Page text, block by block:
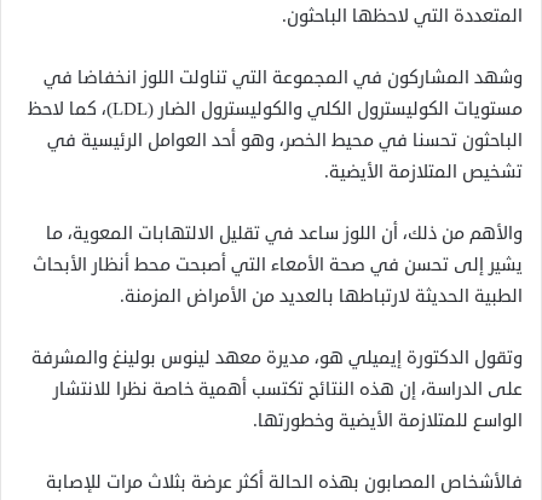
المتعددة التي لاحظها الباحثون.
وشهد المشاركون في المجموعة التي تناولت اللوز انخفاضا في
مستويات الكوليسترول الكلي والكوليسترول الضار (LDL)، كما لاحظ
الباحثون تحسنا في محيط الخصر، وهو أحد العوامل الرئيسية في
تشخيص المتلازمة الأيضية.
والأهم من ذلك، أن اللوز ساعد في تقليل الالتهابات المعوية، ما
يشير إلى تحسن في صحة الأمعاء التي أصبحت محط أنظار الأبحاث
الطبية الحديثة لارتباطها بالعديد من الأمراض المزمنة.
وتقول الدكتورة إيميلي هو، مديرة معهد لينوس بولينغ والمشرفة
على الدراسة، إن هذه النتائج تكتسب أهمية خاصة نظرا للانتشار
الواسع للمتلازمة الأيضية وخطورتها.
فالأشخاص المصابون بهذه الحالة أكثر عرضة بثلاث مرات للإصابة